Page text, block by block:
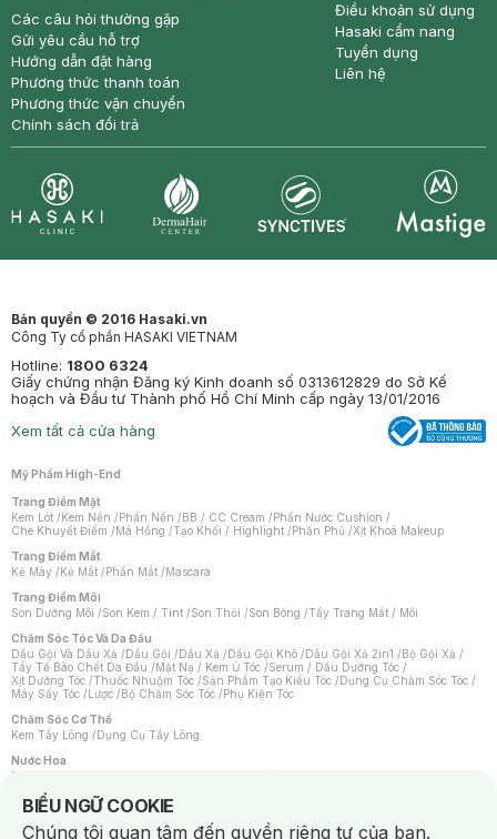
Các câu hỏi thường gặp
Gửi yêu cầu hỗ trợ
Hướng dẫn đặt hàng
Phương thức thanh toán
Phương thức vận chuyển
Chính sách đổi trả
Điều khoản sử dụng
Hasaki cẩm nang
Tuyển dụng
Liên hệ
Bản quyền © 2016 Hasaki.vn
Công Ty cổ phần HASAKI VIETNAM
Hotline: 1800 6324
Giấy chứng nhận Đăng ký Kinh doanh số 0313612829 do Sở Kế
hoạch và Đầu tư Thành phố Hồ Chí Minh cấp ngày 13/01/2016
Xem tất cả cửa hàng
Mỹ Phẩm High-End
Trang Điểm Mặt
Kem Lót /Kem Nền /Phấn Nền /BB / CC Cream /Phấn Nước Cushion /
Che Khuyết Điểm /Má Hồng /Tạo Khối / Highlight /Phấn Phủ /Xịt Khoá Makeup
Trang Điểm Mắt
Kẻ Mày /Kẻ Mắt /Phấn Mắt /Mascara
Trang Điểm Môi
Son Dưỡng Môi /Son Kem / Tint /Son Thỏi /Son Bóng /Tẩy Trang Mắt / Môi
Chăm Sóc Tóc Và Da Đầu
Dầu Gội Và Dầu Xả /Dầu Gội /Dầu Xả /Dầu Gội Khô /Dầu Gội Xả 2in1 /Bộ Gội Xả /
Tẩy Tế Bào Chết Da Đầu /Mặt Nạ / Kem Ủ Tóc /Serum / Dầu Dưỡng Tóc /
Xịt Dưỡng Tóc /Thuốc Nhuộm Tóc /Sản Phẩm Tạo Kiểu Tóc /Dụng Cụ Chăm Sóc Tóc /
Máy Sấy Tóc /Lược /Bộ Chăm Sóc Tóc /Phụ Kiện Tóc
Chăm Sóc Cơ Thể
Kem Tẩy Lông /Dụng Cụ Tẩy Lông
Nước Hoa
Nước Hoa Nữ
Chăm Sóc Cá Nhân
Chống Muỗi /Khẩu Trang /Máy Massage/Mặt Nạ Xông Hơi /Nước Rửa Tay/
BIỂU NGỮ COOKIE
Notice about cookies usage
Chúng tôi quan tâm đến quyền riêng tư của bạn.